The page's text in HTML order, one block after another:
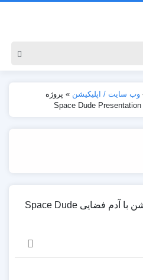
وب سایت / اپلیکیشن » پروژه
پروژه افترافکت پرزنتیشن با آدم فضایی Space Dude